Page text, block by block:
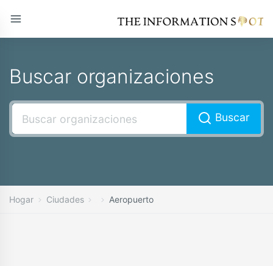
Buscar organizaciones
Buscar
Hogar Ciudades Aeropuerto